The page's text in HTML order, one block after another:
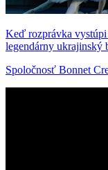
Keď rozprávka
legendárny ukrajinský
Spoločnosť Bonnet